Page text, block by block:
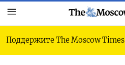
Поддержите The Moscow Times